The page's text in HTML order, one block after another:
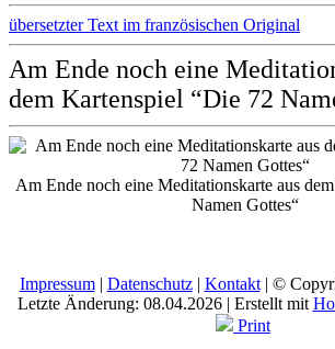
übersetzter Text im französischen Original
Am Ende noch eine
dem Kartenspiel “Die 72
Am Ende noch eine Meditationskarte aus
Namen Gottes“
Impressum| Datenschutz| Kontakt| ©
Letzte Änderung: 08.04.2026 | Erstellt mit
Print